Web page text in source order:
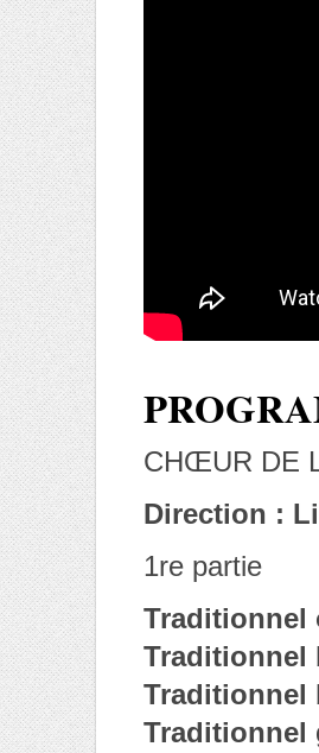
CHŒUR DE
Direction :
1re partie
Traditionnel
Traditionnel
Traditionnel
Traditionnel